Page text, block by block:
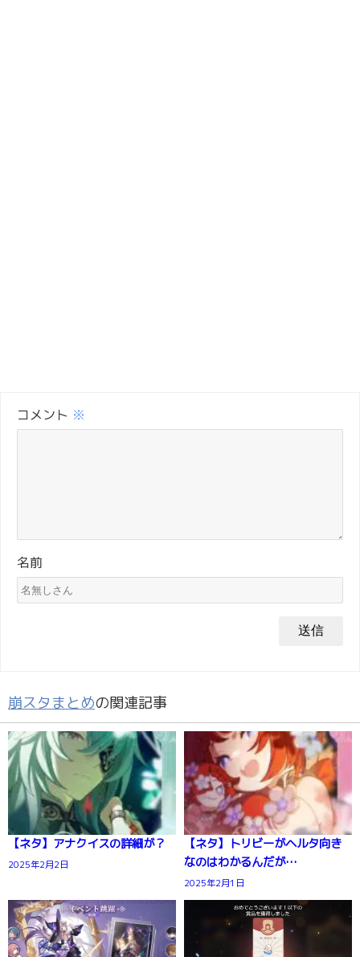
コメント ※
名前
崩スタまとめの関連記事
【ネタ】アナクイスの詳細が？
2025年2月2日
【ネタ】トリビーがヘルタ向き
なのはわかるんだが…
2025年2月1日